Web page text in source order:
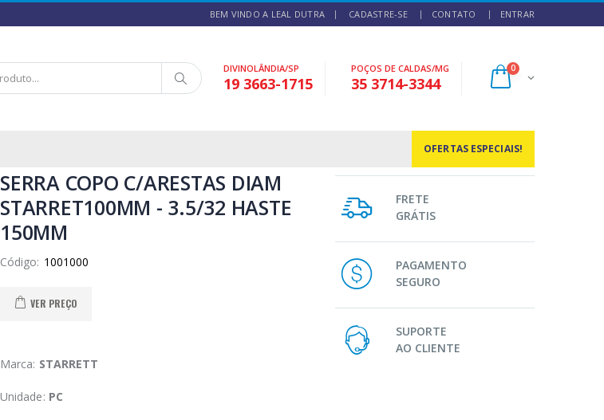
BEM VINDO A LEAL DUTRA CADASTRE-SE CONTATO ENTRAR
DIVINOLÂNDIA/SP
19 3663-1715
POÇOS DE CALDAS/MG
35 3714-3344
0
OFERTAS ESPECIAIS!
SERRA COPO C/ARESTAS DIAM
STARRET100MM - 3.5/32 HASTE
150MM
Código:
VER PREÇO
Marca: STARRETT
Unidade: PC
FRETE
GRÁTIS
PAGAMENTO
SEGURO
SUPORTE
AO CLIENTE